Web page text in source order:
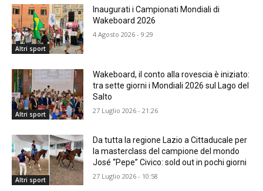
Altri sport
Inaugurati i Campionati Mondiali di
Wakeboard 2026
4 Agosto 2026 - 9:29
Altri sport
Wakeboard, il conto alla rovescia è iniziato:
tra sette giorni i Mondiali 2026 sul Lago del
Salto
27 Luglio 2026 - 21:26
Altri sport
Da tutta la regione Lazio a Cittaducale per
la masterclass del campione del mondo
José “Pepe” Civico: sold out in pochi giorni
27 Luglio 2026 - 10:58